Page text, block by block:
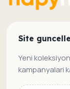
Site
Yeni
kampanyalari